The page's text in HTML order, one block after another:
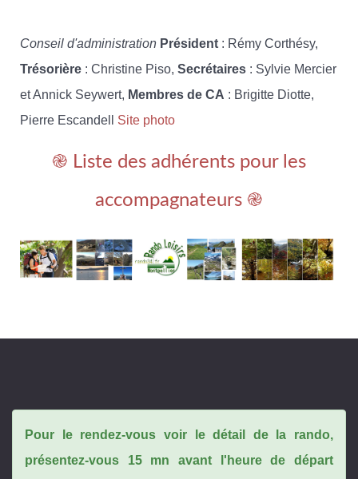
Conseil d'administration Président : Rémy Corthésy,
Trésorière : Christine Piso, Secrétaires : Sylvie Mercier
et Annick Seywert, Membres de CA : Brigitte Diotte,
Pierre Escandell Site photo
֎ Liste des adhérents pour les
accompagnateurs ֎
Pour le rendez-vous voir le détail de la rando,
présentez-vous 15 mn avant l'heure de départ